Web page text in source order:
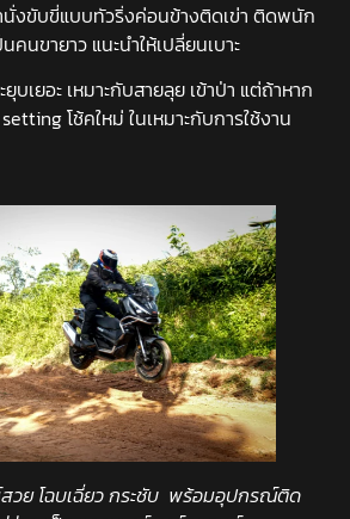
นั่งขับขี่แบบทัวริ่งค่อนข้างติดเข่า ติดพนัก
นขายาว แนะนำให้เปลี่ยนเบาะ
ยุบเยอะ เหมาะกับสายลุย เข้าป่า แต่ถ้าหาก
โช้คใหม่ ในเหมาะกับการใช้งาน
วย โฉบเฉี่ยว กระชับ พร้อมอุปกรณ์ติด